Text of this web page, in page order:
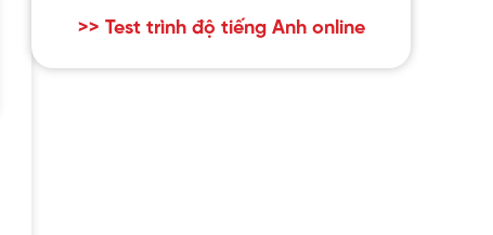
>> Test trình độ tiếng Anh online